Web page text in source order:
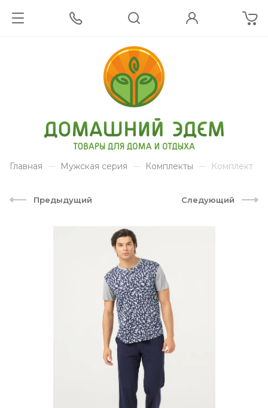
Главная Мужская серия Комплекты Комплект
Предыдущий Следующий